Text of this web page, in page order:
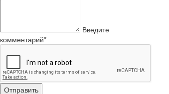
Введите
комментарий*